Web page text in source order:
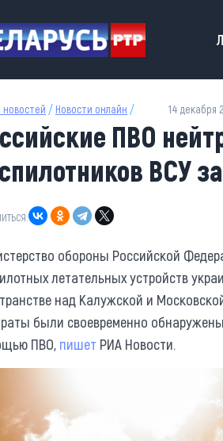
/ Новости онлайн / 14 декабря
ПВО
ВСУ
обороны Российской
летательных устройств
над Калужской и
были своевременно
ПВО, пишет РИА Новости.